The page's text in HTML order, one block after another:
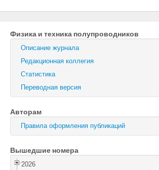
Журнал технической физики
Письма в Журнал технической физики
Физика твердого тела
Физика и техника полупроводников
Оптика и спектроскопия
Поиск
Войти
Физика и техника полупроводников
Описание журнала
Редакционная коллегия
Статистика
Переводная версия
Авторам
Правила оформления публикаций
Вышедшие номера
2026